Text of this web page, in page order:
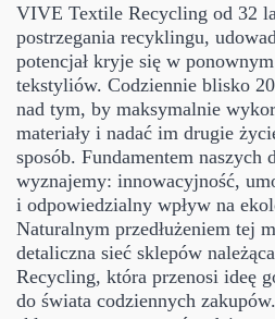
VIVE Textile Recycling od 32
postrzegania recyklingu,
potencjał kryje się w
tekstyliów. Codziennie blisko
nad tym, by maksymalnie
materiały i nadać im drugie
sposób. Fundamentem naszych
wyznajemy: innowacyjność,
i odpowiedzialny wpływ na
Naturalnym przedłużeniem tej
detaliczna sieć sklepów
Recycling, która przenosi ideę
do świata codziennych